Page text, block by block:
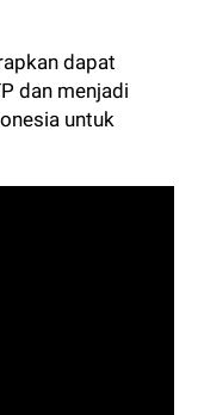
dapat
dan menjadi
untuk